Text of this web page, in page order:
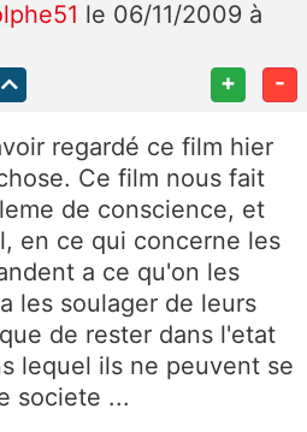
le 06/11/2009 à
+ -
regardé ce film hier
Ce film nous fait
de conscience, et
en ce qui concerne les
a ce qu'on les
les soulager de leurs
de rester dans l'etat
lequel ils ne peuvent se
societe ...